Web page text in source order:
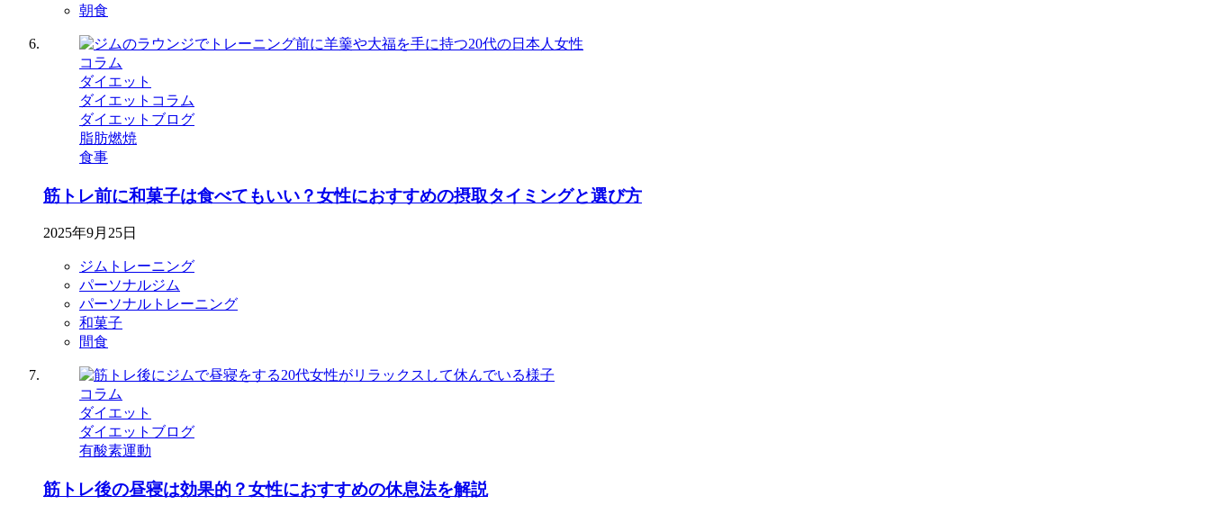
朝食
コラム
ダイエット
ダイエットコラム
ダイエットブログ
脂肪燃焼
食事
筋トレ前に和菓子は食べてもいい？女性におすすめの摂取タイミングと選び方
2025年9月25日
ジムトレーニング
パーソナルジム
パーソナルトレーニング
和菓子
間食
コラム
ダイエット
ダイエットブログ
有酸素運動
筋トレ後の昼寝は効果的？女性におすすめの休息法を解説